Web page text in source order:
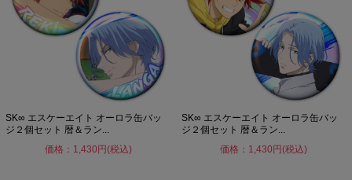
SK∞ エスケーエイト オーロラ缶バッ
ジ２個セット 暦＆ラン...
価格：1,430円(税込)
SK∞ エスケーエイト オーロラ缶バッ
ジ２個セット 暦＆ラン...
価格：1,430円(税込)